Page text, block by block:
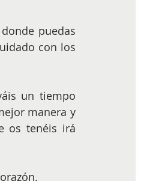
puedas
con los
un tiempo
manera y
os tenéis irá